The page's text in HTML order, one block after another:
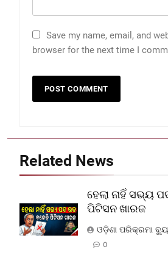
Save my name, email, and
browser for the next time I
Related News
ହେଲା ନାହିଁ ସଭ୍ୟ
ପିଟିସନ ଖାରଜ
ଓଡ଼ିଶା ପରିକ୍ରମା
0